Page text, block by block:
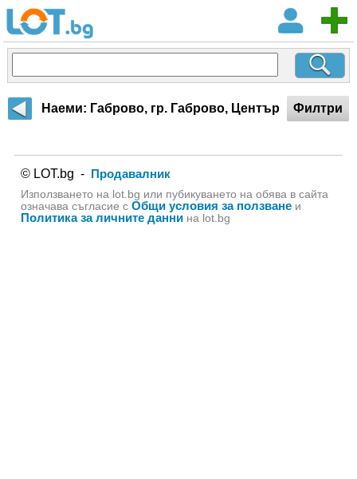
Наеми: Габрово, гр. Габрово, Център Филтри
© LOT.bg - Продавалник
Използването на lot.bg или пубикуването на обява в сайта
означава съгласие с Общи условия за ползванеи
Политика за личните даннина lot.bg